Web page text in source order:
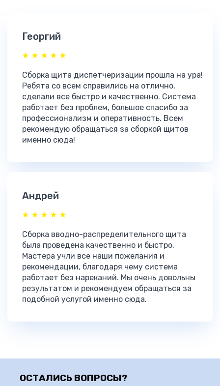
Георгий
Сборка щита диспетчеризации прошла на ура!
Ребята со всем справились на отлично,
сделали все быстро и качественно. Система
работает без проблем, большое спасибо за
профессионализм и оперативность. Всем
рекомендую обращаться за сборкой щитов
именно сюда!
Андрей
Сборка вводно-распределительного щита
была проведена качественно и быстро.
Мастера учли все наши пожелания и
рекомендации, благодаря чему система
работает без нареканий. Мы очень довольны
результатом и рекомендуем обращаться за
подобной услугой именно сюда.
ОСТАЛИСЬ ВОПРОСЫ?